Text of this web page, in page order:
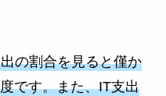
の割合を見ると僅か
です。また、IT支出